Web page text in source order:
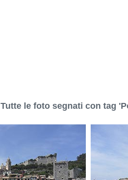
Tutte le foto segnati con tag